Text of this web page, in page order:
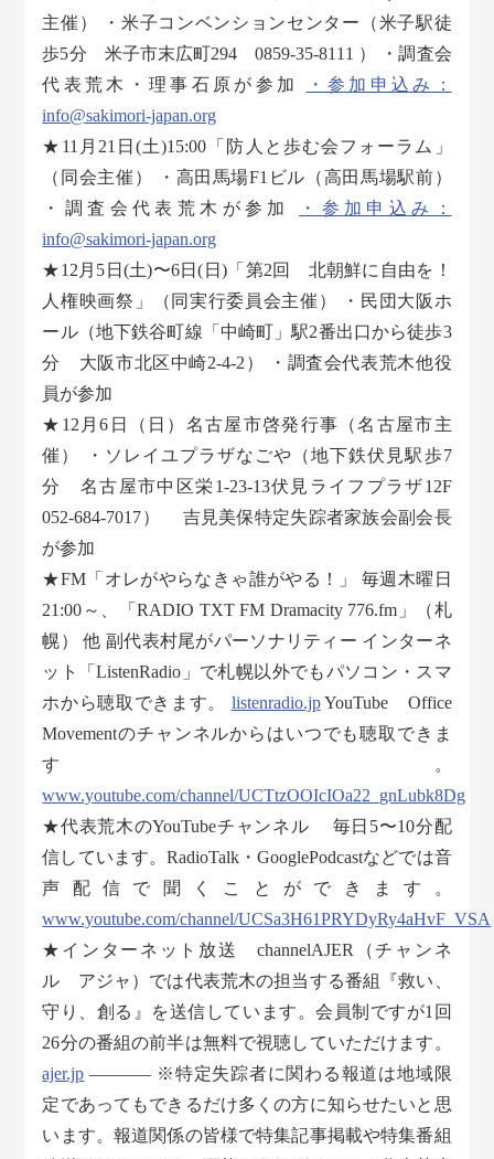
主催） ・米子コンベンションセンター（米子駅徒
歩5分 米子市末広町294 0859-35-8111 ） ・調査会
代表荒木・理事石原が参加
・参加申込み：
info@sakimori-japan.org
★11月21日(土)15:00「防人と歩む会フォーラム」
（同会主催） ・高田馬場F1ビル（高田馬場駅前）
・調査会代表荒木が参加
・参加申込み：
info@sakimori-japan.org
★12月5日(土)〜6日(日)「第2回 北朝鮮に自由を！
人権映画祭」（同実行委員会主催） ・民団大阪ホ
ール（地下鉄谷町線「中崎町」駅2番出口から徒歩3
分 大阪市北区中崎2-4-2） ・調査会代表荒木他役
員が参加
★12月6日（日）名古屋市啓発行事（名古屋市主
催） ・ソレイユプラザなごや（地下鉄伏見駅歩7
分 名古屋市中区栄1-23-13伏見ライフプラザ12F
052-684-7017） 吉見美保特定失踪者家族会副会長
が参加
★FM「オレがやらなきゃ誰がやる！」 毎週木曜日
21:00～、「RADIO TXT FM Dramacity 776.fm」（札
幌） 他 副代表村尾がパーソナリティー インターネ
ット「ListenRadio」で札幌以外でもパソコン・スマ
ホから聴取できます。 listenradio.jpYouTube Office
Movementのチャンネルからはいつでも聴取できま
す。
www.youtube.com/channel/UCTtzOOIcIOa22_gnLubk8Dg
★代表荒木のYouTubeチャンネル 毎日5〜10分配
信しています。RadioTalk・GooglePodcastなどでは音
声配信で聞くことができます。
www.youtube.com/channel/UCSa3H61PRYDyRy4aHvF_VSA
★インターネット放送 channelAJER（チャンネ
ル アジャ）では代表荒木の担当する番組『救い、
守り、創る』を送信しています。会員制ですが1回
26分の番組の前半は無料で視聴していただけます。
ajer.jp ———– ※特定失踪者に関わる報道は地域限
定であってもできるだけ多くの方に知らせたいと思
います。報道関係の皆様で特集記事掲載や特集番組